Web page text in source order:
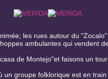
les rues autour du
ambulantes qui vendent
de Montejo"et faisons un
un groupe folklorique est en